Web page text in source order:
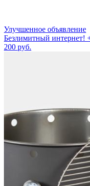
Улучшенное объявление
Безлимитный интернет!
200 руб.